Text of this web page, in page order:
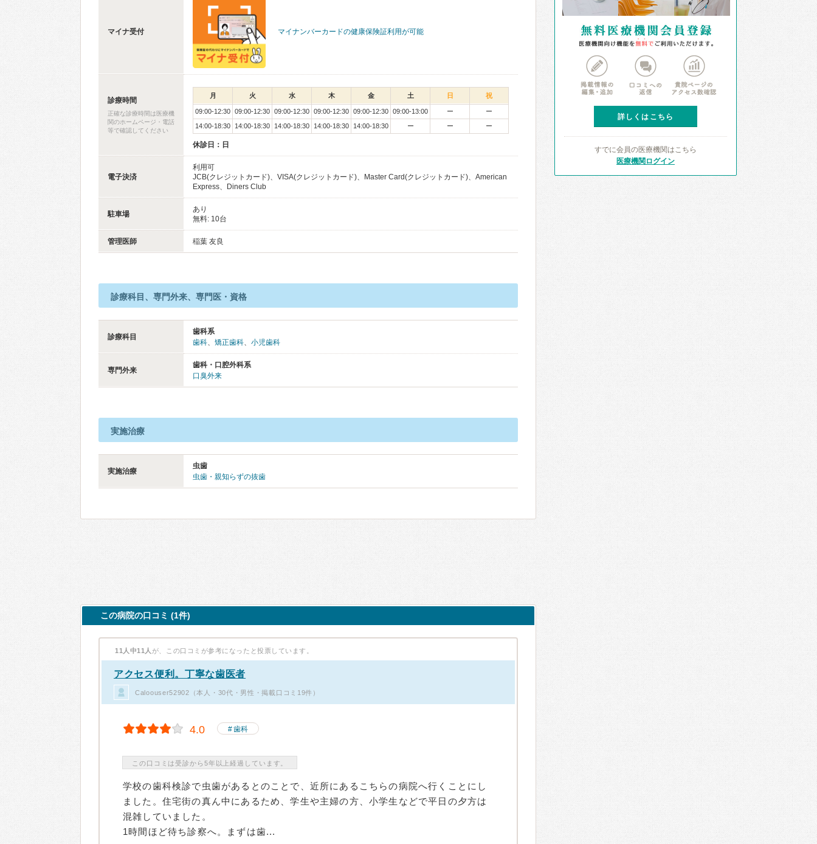
マイナ受付 マイナンバーカードの健康保険証利用が可能
診療時間
正確な診療時間は医療機
関のホームページ・電話
等で確認してください
月 火 水 木 金 土 日 祝
09:00-12:30 09:00-12:30 09:00-12:30 09:00-12:30 09:00-12:30 09:00-13:00 ー
ー
14:00-18:30
14:00-18:30 14:00-18:30 14:00-18:30 14:00-18:30 ー ー ー
休診日：日
電子決済
利用可
JCB(クレジットカード)、VISA(クレジットカード)、Master Card(クレジットカード)、American
Express、Diners Club
駐車場
あり
無料: 10台
管理医師 稲葉 友良
診療科目、専門外来、専門医・資格
診療科目
歯科系
歯科、 矯正歯科、 小児歯科
専門外来
歯科・口腔外科系
口臭外来
実施治療
実施治療
虫歯
虫歯・親知らずの抜歯
この病院の口コミ (1件)
11人中11人 が、この口コミが参考になったと投票しています。
アクセス便利。丁寧な歯医者
Caloouser52902（本人・30代・男性・掲載口コミ19件）
4.0 歯科
この口コミは受診から5年以上経過しています。
学校の歯科検診で虫歯があるとのことで、近所にあるこちらの病院へ行くことにし
ました。住宅街の真ん中にあるため、学生や主婦の方、小学生などで平日の夕方は
混雑していました。
1時間ほど待ち診察へ。まずは歯...
詳しくはこちら
すでに会員の医療機関はこちら
医療機関ログイン